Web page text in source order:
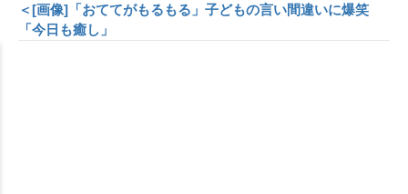
＜[画像]「おててがもるもる」子どもの言い間違いに爆笑
「今日も癒し」